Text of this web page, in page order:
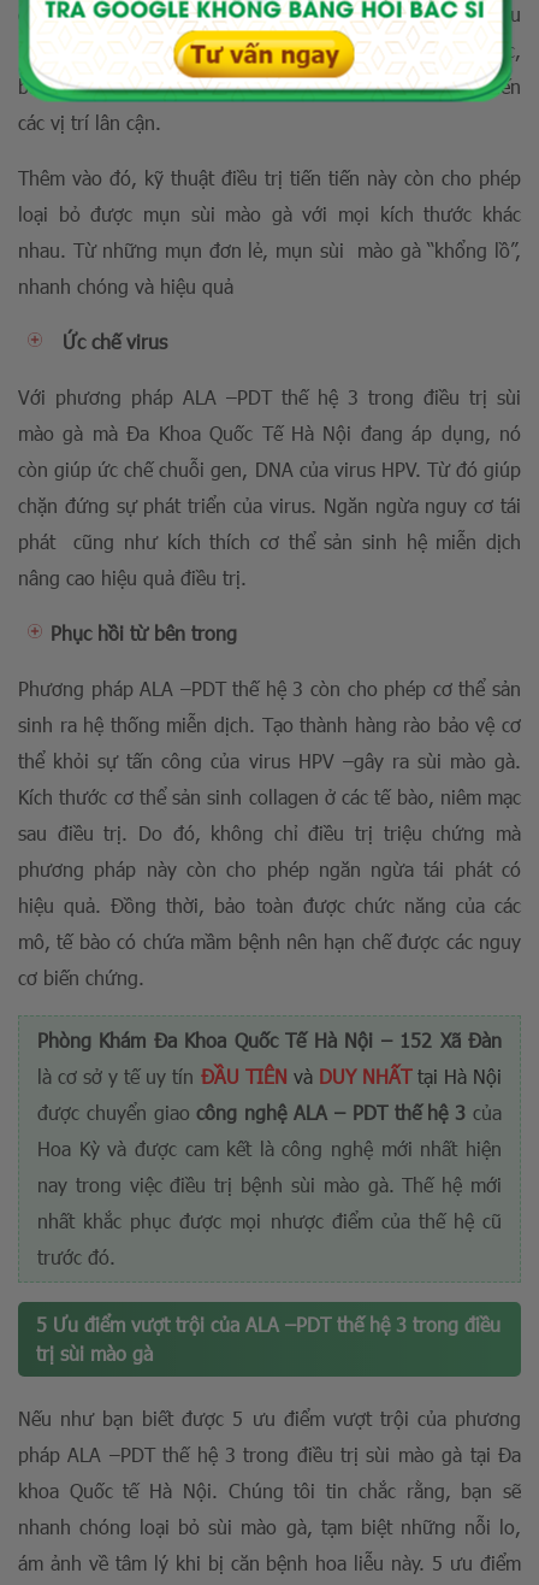
dạng mụn thịt mọc ở nhiều bề mặt như vùng sinh dục, hậu
môn…Loại bỏ được cả các tổn thương ở vùng niêm mạc,
bán niêm mạc một cách hiệu quả, không ảnh hưởng đến
các vị trí lân cận.
Thêm vào đó, kỹ thuật điều trị tiến tiến này còn cho phép
loại bỏ được mụn sùi mào gà với mọi kích thước khác
nhau. Từ những mụn đơn lẻ, mụn sùi mào gà “khổng lồ”,
nhanh chóng và hiệu quả
Ức chế virus
Với phương pháp ALA –PDT thế hệ 3 trong điều trị sùi
mào gà mà Đa Khoa Quốc Tế Hà Nội đang áp dụng, nó
còn giúp ức chế chuỗi gen, DNA của virus HPV. Từ đó giúp
chặn đứng sự phát triển của virus. Ngăn ngừa nguy cơ tái
phát cũng như kích thích cơ thể sản sinh hệ miễn dịch
nâng cao hiệu quả điều trị.
Phục hồi từ bên trong
Phương pháp ALA –PDT thế hệ 3 còn cho phép cơ thể sản
sinh ra hệ thống miễn dịch. Tạo thành hàng rào bảo vệ cơ
thể khỏi sự tấn công của virus HPV –gây ra sùi mào gà.
Kích thước cơ thể sản sinh collagen ở các tế bào, niêm mạc
sau điều trị. Do đó, không chỉ điều trị triệu chứng mà
phương pháp này còn cho phép ngăn ngừa tái phát có
hiệu quả. Đồng thời, bảo toàn được chức năng của các
mô, tế bào có chứa mầm bệnh nên hạn chế được các nguy
cơ biến chứng.
Phòng Khám Đa Khoa Quốc Tế Hà Nội – 152 Xã Đàn
là cơ sở y tế uy tín ĐẦU TIÊN và DUY NHẤT tại Hà Nội
được chuyển giaocông nghệ ALA – PDT thế hệ 3 của
Hoa Kỳ và được cam kết là công nghệ mới nhất hiện
nay trong việc điều trị bệnh sùi mào gà. Thế hệ mới
nhất khắc phục được mọi nhược điểm của thế hệ cũ
trước đó.
5 Ưu điểm vượt trội của ALA –PDT thế hệ 3 trong điều
trị sùi mào gà
Nếu như bạn biết được 5 ưu điểm vượt trội của phương
pháp ALA –PDT thế hệ 3 trong điều trị sùi mào gà tại Đa
khoa Quốc tế Hà Nội. Chúng tôi tin chắc rằng, bạn sẽ
nhanh chóng loại bỏ sùi mào gà, tạm biệt những nỗi lo,
ám ảnh về tâm lý khi bị căn bệnh hoa liễu này. 5 ưu điểm